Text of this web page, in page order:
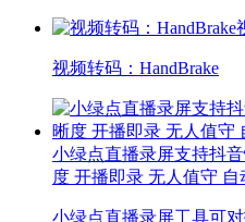
视频转码：HandBrake
小绿点直播录屏支持抖
度 开播即录 无人值守 自
小绿点直播录屏工具可